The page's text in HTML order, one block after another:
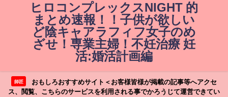
ヒロコンプレックスNIGHT 的
まとめ速報！！子供が欲しい
ど陰キャアラフィフ女子のめ
ざせ！専業主婦！不妊治療 妊
活:婚活計画編
師匠
おもしろおすすめサイト＜お客様皆様が掲載の記事等へアクセ
ス、閲覧、こちらのサービスを利用される事でかろうじて運営できてい